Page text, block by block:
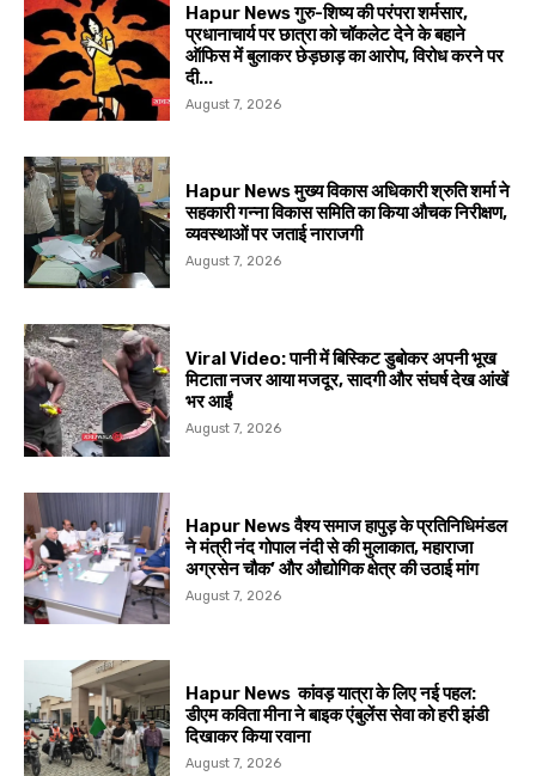
Hapur News गुरु-शिष्य की परंपरा शर्मसार,
प्रधानाचार्य पर छात्रा को चॉकलेट देने के बहाने
ऑफिस में बुलाकर छेड़छाड़ का आरोप, विरोध करने पर
दी...
August 7, 2026
Hapur News मुख्य विकास अधिकारी श्रुति शर्मा ने
सहकारी गन्ना विकास समिति का किया औचक निरीक्षण,
व्यवस्थाओं पर जताई नाराजगी
August 7, 2026
Viral Video: पानी में बिस्किट डुबोकर अपनी भूख
मिटाता नजर आया मजदूर, सादगी और संघर्ष देख आंखें
भर आईं
August 7, 2026
Hapur News वैश्य समाज हापुड़ के प्रतिनिधिमंडल
ने मंत्री नंद गोपाल नंदी से की मुलाकात, महाराजा
अग्रसेन चौक’ और औद्योगिक क्षेत्र की उठाई मांग
August 7, 2026
Hapur News कांवड़ यात्रा के लिए नई पहल:
डीएम कविता मीना ने बाइक एंबुलेंस सेवा को हरी झंडी
दिखाकर किया रवाना
August 7, 2026